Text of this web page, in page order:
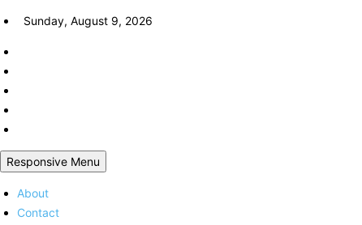
Skip
content
Sunday, August 9, 2026
Responsive Menu
About
Contact